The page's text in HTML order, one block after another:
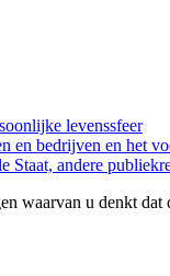
levenssfeer
en bedrijven en het
Staat, andere
waarvan u denkt